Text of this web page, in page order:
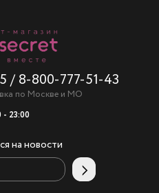
/ 8-800-777-51-43
по Москве и МО
- 23:00
на новости